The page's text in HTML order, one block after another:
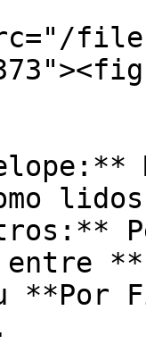
**Por